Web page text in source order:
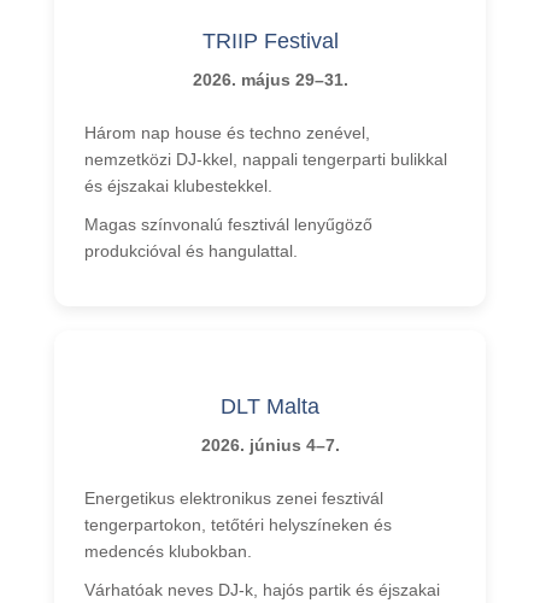
TRIIP Festival
2026. május 29–31.
Három nap house és techno zenével,
nemzetközi DJ-kkel, nappali tengerparti bulikkal
és éjszakai klubestekkel.
Magas színvonalú fesztivál lenyűgöző
produkcióval és hangulattal.
DLT Malta
2026. június 4–7.
Energetikus elektronikus zenei fesztivál
tengerpartokon, tetőtéri helyszíneken és
medencés klubokban.
Várhatóak neves DJ-k, hajós partik és éjszakai